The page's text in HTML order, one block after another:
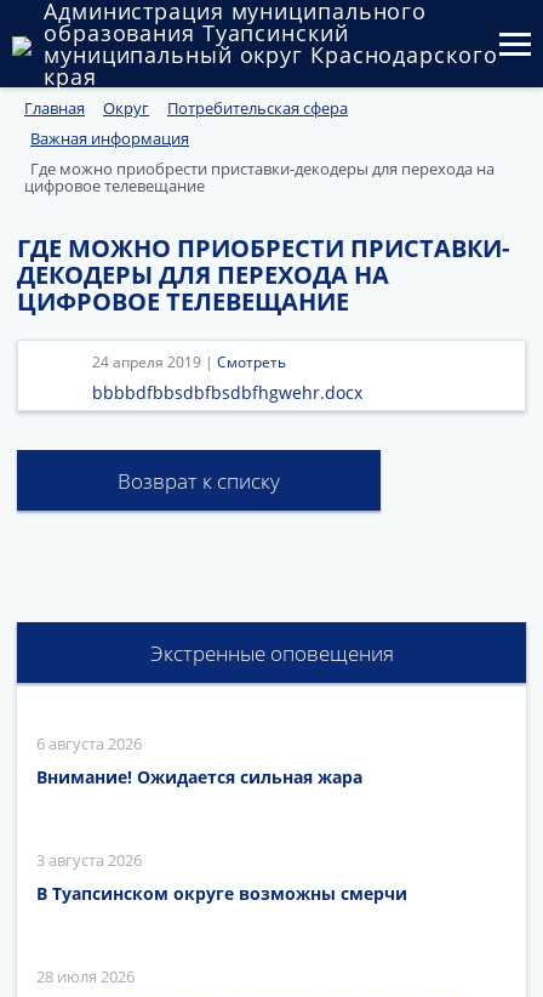
Администрация муниципального
образования Туапсинский
муниципальный округ Краснодарского
края
Округ
Администрация
Государственный и муниципальный контроль
Публичные слушания и общественные обсуждения
Главная Округ
Потребительская сфера
Важная информация
Где можно приобрести приставки-декодеры для перехода на
цифровое телевещание
ГДЕ МОЖНО ПРИОБРЕСТИ ПРИСТАВКИ-
ДЕКОДЕРЫ ДЛЯ ПЕРЕХОДА НА
ЦИФРОВОЕ ТЕЛЕВЕЩАНИЕ
24 апреля 2019 | Смотреть
bbbbdfbbsdbfbsdbfhgwehr.docx
Возврат к списку
Экстренные оповещения
6 августа 2026
Внимание! Ожидается сильная жара
3 августа 2026
В Туапсинском округе возможны смерчи
28 июля 2026